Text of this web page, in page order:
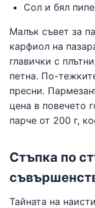
Сол и бял
Малък съвет за
карфиол на
главички с
петна. По-
пресни.
цена в повечето
парче от 200 г,
Стъпка по
Тайната на